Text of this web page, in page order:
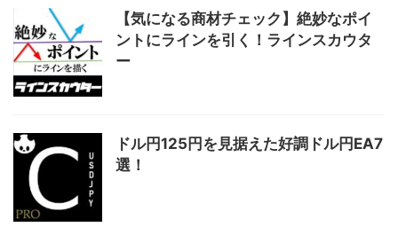
【気になる商材チェック】絶妙なポイ
ントにラインを引く！ラインスカウタ
ー
ドル円125円を見据えた好調ドル円EA7
選！